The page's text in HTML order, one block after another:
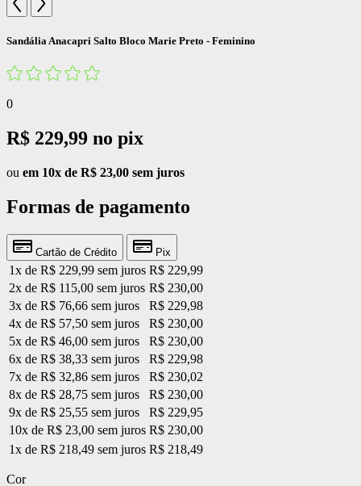
Sandália Anacapri Salto Bloco Marie Preto - Feminino
0
R$ 229,99 no pix
ou em 10x de R$ 23,00 sem juros
Formas de pagamento
Cartão de Crédito Pix
1x de R$ 229,99 sem juros R$ 229,99
2x de R$ 115,00 sem juros R$ 230,00
3x de R$ 76,66 sem juros
R$ 229,98
4x de R$ 57,50 sem juros
R$ 230,00
5x de R$ 46,00 sem juros
R$ 230,00
6x de R$ 38,33 sem juros
R$ 229,98
7x de R$ 32,86 sem juros
R$ 230,02
8x de R$ 28,75 sem juros
R$ 230,00
9x de R$ 25,55 sem juros
R$ 229,95
10x de R$ 23,00 sem juros R$ 230,00
1x de R$ 218,49 sem juros R$ 218,49
Cor